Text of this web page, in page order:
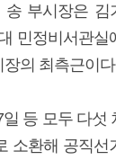
부시장은 김
민정비서관실
장의 최측근이
등 모두 다섯
소환해 공직선